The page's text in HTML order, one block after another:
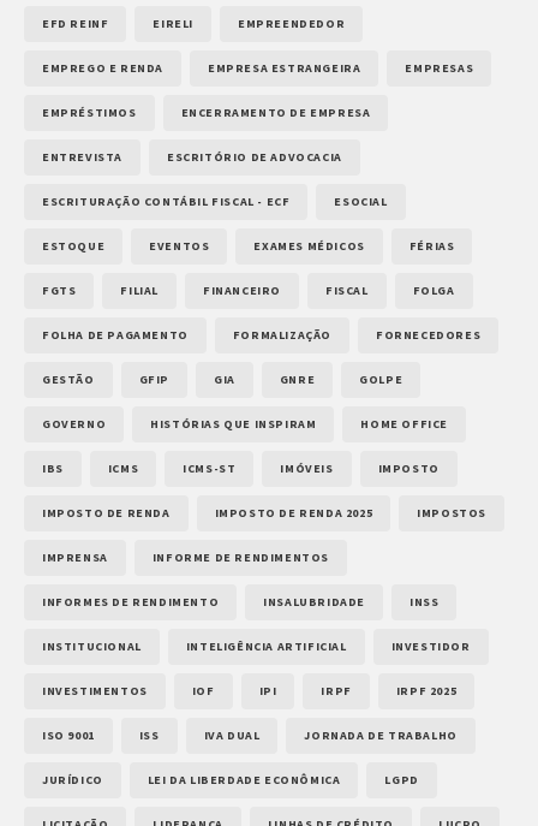
EFD REINF EIRELI EMPREENDEDOR
EMPREGO E RENDA EMPRESA ESTRANGEIRA EMPRESAS
EMPRÉSTIMOS ENCERRAMENTO DE EMPRESA
ENTREVISTA ESCRITÓRIO DE ADVOCACIA
ESCRITURAÇÃO CONTÁBIL FISCAL - ECF ESOCIAL
ESTOQUE EVENTOS EXAMES MÉDICOS FÉRIAS
FGTS FILIAL FINANCEIRO FISCAL FOLGA
FOLHA DE PAGAMENTO FORMALIZAÇÃO FORNECEDORES
GESTÃO GFIP GIA GNRE GOLPE
GOVERNO HISTÓRIAS QUE INSPIRAM HOME OFFICE
IBS ICMS ICMS-ST IMÓVEIS IMPOSTO
IMPOSTO DE RENDA IMPOSTO DE RENDA 2025 IMPOSTOS
IMPRENSA INFORME DE RENDIMENTOS
INFORMES DE RENDIMENTO INSALUBRIDADE INSS
INSTITUCIONAL INTELIGÊNCIA ARTIFICIAL INVESTIDOR
INVESTIMENTOS IOF IPI IRPF IRPF 2025
ISO 9001 ISS IVA DUAL JORNADA DE TRABALHO
JURÍDICO LEI DA LIBERDADE ECONÔMICA LGPD